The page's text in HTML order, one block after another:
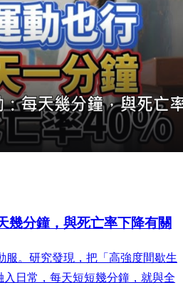
幾分鐘，與死亡率下降有關
服。研究發現，把「高強度間歇生
日常，每天短短幾分鐘，就與全